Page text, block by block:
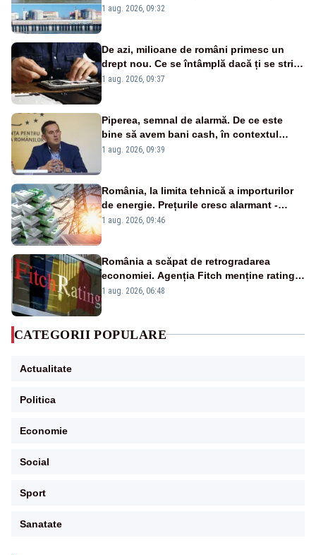
în pericol Centrala Cernavodă era
1 aug. 2026, 09:32
De azi, milioane de români primesc un
drept nou. Ce se întâmplă dacă ți se strică
un produs
1 aug. 2026, 09:37
Piperea, semnal de alarmă. De ce este
bine să avem bani cash, în contextul
alertei energetice?
1 aug. 2026, 09:39
România, la limita tehnică a importurilor
de energie. Prețurile cresc alarmant -
Analiză Realitatea Plus
1 aug. 2026, 09:46
România a scăpat de retrogradarea
economiei. Agenția Fitch menține ratingul
„BBB-” cu perspectivă negativă
1 aug. 2026, 06:48
CATEGORII POPULARE
Actualitate
Politica
Economie
Social
Sport
Sanatate